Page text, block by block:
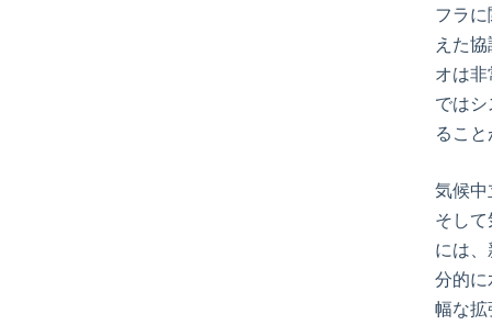
フラ
えた
オは
では
るこ
気候
そし
には
分的
幅な